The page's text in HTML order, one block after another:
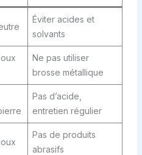
Éviter acides et
solvants
Ne pas utiliser
brosse métallique
Pas d’acide,
entretien régulier
Pas de produits
abrasifs